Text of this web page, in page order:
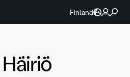
Finland
Häiriö